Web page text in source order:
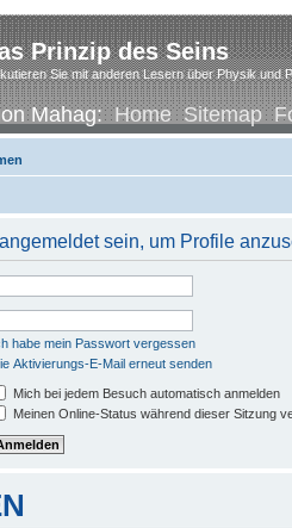
Prinzip des Seins
Sie mit anderen Lesern über Physik und
Mahag:Home Sitemap
sein, um Profile
habe mein Passwort vergessen
Aktivierungs-E-Mail erneut senden
Mich bei jedem Besuch automatisch anmelden
Meinen Online-Status während dieser Sitzung